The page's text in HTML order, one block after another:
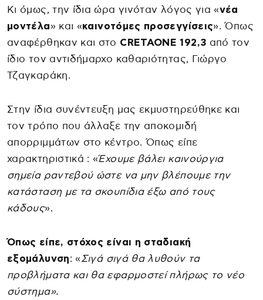
Κι όμως, την ίδια ώρα γινόταν λόγος για «νέα
μοντέλα» και «καινοτόμες προσεγγίσεις». Όπως
αναφέρθηκαν και στο CRETAONE 192,3 από τον
ίδιο τον αντιδήμαρχο καθαριότητας, Γιώργο
Τζαγκαράκη.
Στην ίδια συνέντευξη μας εκμυστηρεύθηκε και
τον τρόπο που άλλαξε την αποκομιδή
απορριμμάτων στο κέντρο. Όπως είπε
χαρακτηριστικά : «Έχουμε βάλει καινούργια
σημεία ραντεβού ώστε να μην βλέπουμε την
κατάσταση με τα σκουπίδια έξω από τους
κάδους».
Όπως είπε, στόχος είναι η σταδιακή
εξομάλυνση: «Σιγά σιγά θα λυθούν τα
προβλήματα και θα εφαρμοστεί πλήρως το νέο
σύστημα».